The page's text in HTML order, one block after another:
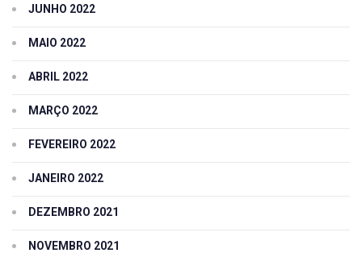
JUNHO 2022
MAIO 2022
ABRIL 2022
MARÇO 2022
FEVEREIRO 2022
JANEIRO 2022
DEZEMBRO 2021
NOVEMBRO 2021